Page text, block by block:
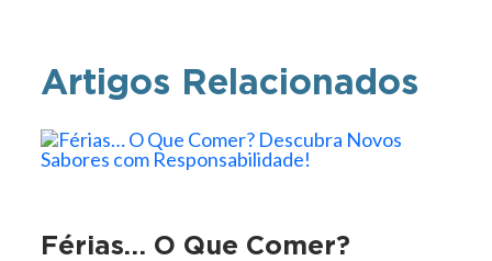
Artigos Relacionados
Férias… O Que Comer?